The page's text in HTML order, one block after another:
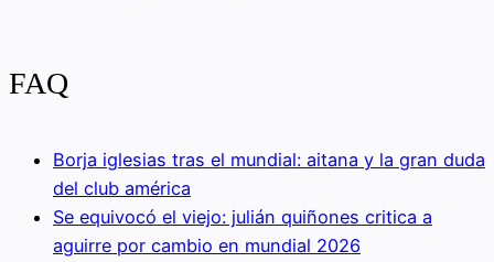
FAQ
Borja iglesias tras el mundial: aitana y la gran duda
del club américa
Se equivocó el viejo: julián quiñones critica a
aguirre por cambio en mundial 2026